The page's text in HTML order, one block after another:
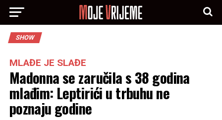
SHOW
MLAĐE JE SLAĐE
Madonna se zaručila s 38 godina
mlađim: Leptirići u trbuhu ne
poznaju godine